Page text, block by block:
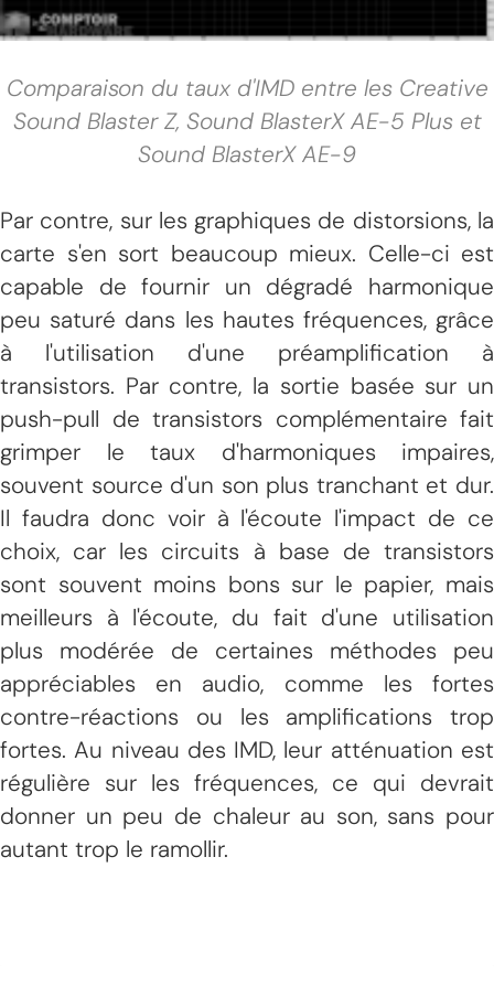
Comparaison du taux d'IMD entre les Creative
Sound Blaster Z, Sound BlasterX AE-5 Plus et
Sound BlasterX AE-9
Par contre, sur les graphiques de distorsions, la
carte s'en sort beaucoup mieux. Celle-ci est
capable de fournir un dégradé harmonique
peu saturé dans les hautes fréquences, grâce
à l'utilisation d'une préamplification à
transistors. Par contre, la sortie basée sur un
push-pull de transistors complémentaire fait
grimper le taux d'harmoniques impaires,
souvent source d'un son plus tranchant et dur.
Il faudra donc voir à l'écoute l'impact de ce
choix, car les circuits à base de transistors
sont souvent moins bons sur le papier, mais
meilleurs à l'écoute, du fait d'une utilisation
plus modérée de certaines méthodes peu
appréciables en audio, comme les fortes
contre-réactions ou les amplifications trop
fortes. Au niveau des IMD, leur atténuation est
régulière sur les fréquences, ce qui devrait
donner un peu de chaleur au son, sans pour
autant trop le ramollir.